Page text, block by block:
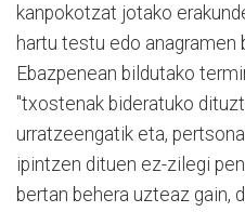
kanpokotzat jotako
hartu testu edo anagramen
Ebazpenean bildutako
"txostenak bideratuko
urratzeengatik eta,
ipintzen dituen ez-zilegi
bertan behera uzteaz gain,